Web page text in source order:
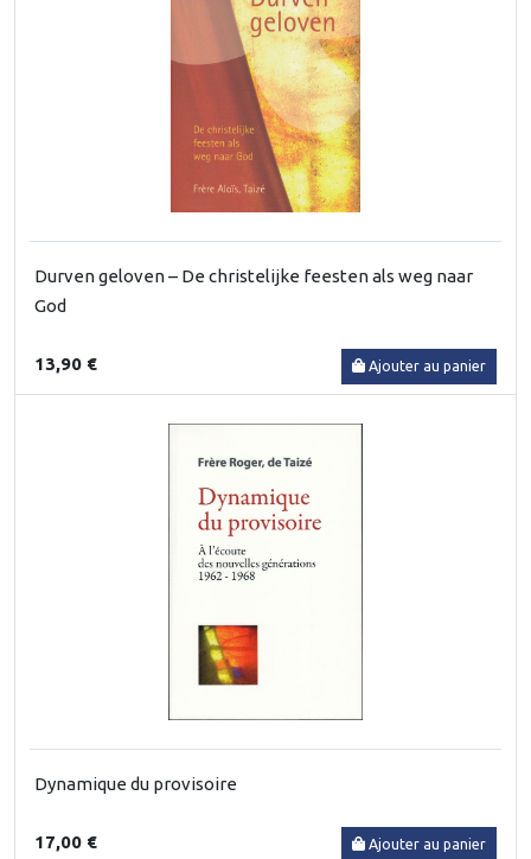
Durven geloven – De christelijke feesten als weg naar
God
13,90 € Ajouter au panier
Dynamique du provisoire
17,00 € Ajouter au panier